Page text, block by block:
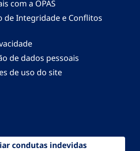
com a OPAS
de Integridade e Conflitos
de dados pessoais
de uso do site
condutas indevidas